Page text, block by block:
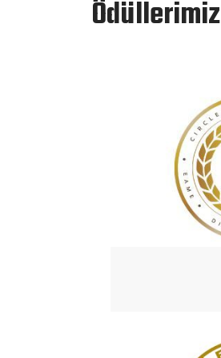
Ödüllerimiz